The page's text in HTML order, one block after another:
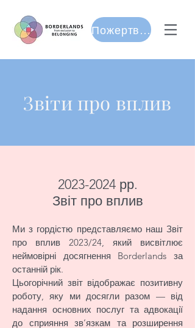
Пожертвуйте
Звіти про вплив
2023-2024рр.
Звіт про вплив
Ми з гордістю представляємо наш Звіт
про вплив 2023/24, який висвітлює
неймовірні досягнення Borderlands за
останній рік.
Цьогорічний звіт відображає позитивну
роботу, яку ми досягли разом — від
надання основних послуг та адвокації
до сприяння зв’язкам та розширення